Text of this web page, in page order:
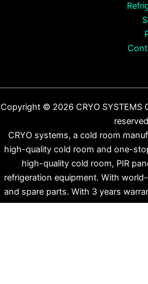
Copyright © 2026 CRYO SYSTEMS
reserved
CRYO systems, a cold room
high-quality cold room and one-
high-quality cold room, PIR
refrigeration equipment. With
and spare parts. With 3 years